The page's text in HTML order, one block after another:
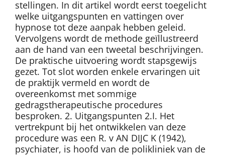
stellingen. In dit artikel wordt eerst toegelicht
welke uitgangspunten en vattingen over
hypnose tot deze aanpak hebben geleid.
Vervolgens wordt de methode geïllustreerd
aan de hand van een tweetal beschrijvingen.
De praktische uitvoering wordt stapsgewijs
gezet. Tot slot worden enkele ervaringen uit
de praktijk vermeld en wordt de
overeenkomst met sommige
gedragstherapeutische procedures
besproken. 2. Uitgangspunten 2.I. Het
vertrekpunt bij het ontwikkelen van deze
procedure was een R. v AN DIJC K (1942),
psychiater, is hoofd van de polikliniek van de